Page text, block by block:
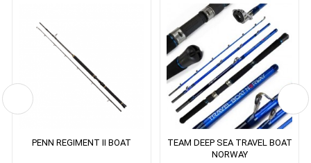
PENN REGIMENT II BOAT
TEAM DEEP SEA TRAVEL BOAT
NORWAY